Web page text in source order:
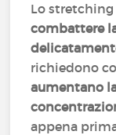
Lo
combattere
richiedono
aumentano
appena